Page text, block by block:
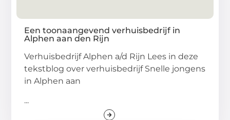
Een toonaangevend verhuisbedrijf in
Alphen aan den Rijn
Verhuisbedrijf Alphen a/d Rijn Lees in deze
tekstblog over verhuisbedrijf Snelle jongens
in Alphen aan
...